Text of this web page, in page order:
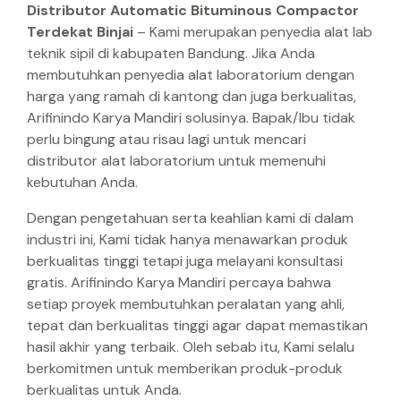
Distributor Automatic Bituminous Compactor
Terdekat Binjai – Kami merupakan penyedia alat lab
teknik sipil di kabupaten Bandung. Jika Anda
membutuhkan penyedia alat laboratorium dengan
harga yang ramah di kantong dan juga berkualitas,
Arifinindo Karya Mandiri solusinya. Bapak/Ibu tidak
perlu bingung atau risau lagi untuk mencari
distributor alat laboratorium untuk memenuhi
kebutuhan Anda.
Dengan pengetahuan serta keahlian kami di dalam
industri ini, Kami tidak hanya menawarkan produk
berkualitas tinggi tetapi juga melayani konsultasi
gratis. Arifinindo Karya Mandiri percaya bahwa
setiap proyek membutuhkan peralatan yang ahli,
tepat dan berkualitas tinggi agar dapat memastikan
hasil akhir yang terbaik. Oleh sebab itu, Kami selalu
berkomitmen untuk memberikan produk-produk
berkualitas untuk Anda.